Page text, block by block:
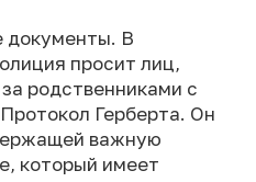
документы. В
просит лиц,
родственниками с
Герберта. Он
важную
который имеет